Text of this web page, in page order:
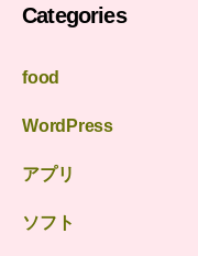
Categories
food
WordPress
アプリ
ソフト